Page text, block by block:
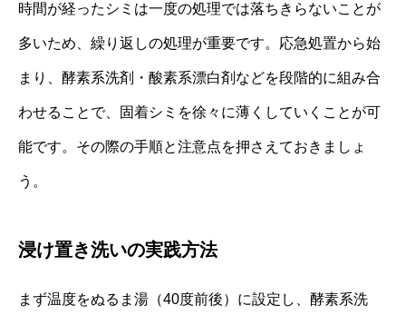
時間が経ったシミは一度の処理では落ちきらないことが
多いため、繰り返しの処理が重要です。応急処置から始
まり、酵素系洗剤・酸素系漂白剤などを段階的に組み合
わせることで、固着シミを徐々に薄くしていくことが可
能です。その際の手順と注意点を押さえておきましょ
う。
浸け置き洗いの実践方法
まず温度をぬるま湯（40度前後）に設定し、酵素系洗